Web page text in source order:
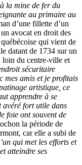
la mine de fer du
au primaire au
d’une fillette d’un
avocat en droit des
qui vient de
datant de 1734 sur un
loin du centre-ville et
sécuritaire
mes amis et je profitais
artistique, ce
apprendre à se
avéré fort utile dans
foie ont souvent de
la période de
car elle a subi de
qui met les efforts et
atteindre ses